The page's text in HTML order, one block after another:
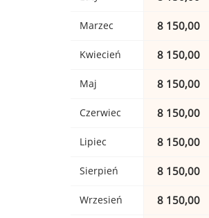
Marzec 8 150,00
Kwiecień 8 150,00
Maj 8 150,00
Czerwiec 8 150,00
Lipiec 8 150,00
Sierpień 8 150,00
Wrzesień 8 150,00